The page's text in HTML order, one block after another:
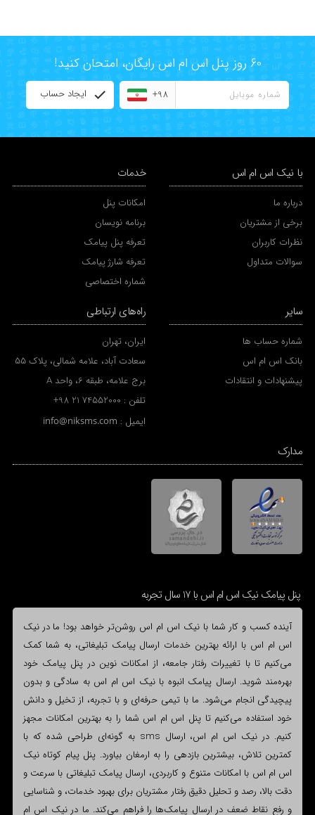
60 روز پنل اس ام اس رایگان، امتحان کنید!
+98 ایجاد حساب
با نیک اس ام اس
درباره ما
برخی از مشتریان
نظرات کاربران
سوالات متداول
خدمات
امکانات پنل
برنامه نویسان
تعرفه پنل پیامک
تعرفه شارژ پیامک
شماره اختصاصی
سایر
شماره حساب ها
بانک اس ام اس
پیشنهادات و انتقادات
راه‌های ارتباطی
ایران، تهران
سعادت آباد، علامه شمالی، پلاک 55
برج علامه، طبقه 6، واحد A
تلفن : +98 21 74552000
ایمیل : info@niksms.com
مدارک
پنل پیامک نیک اس ام اس با 17 سال تجربه
آینده کسب و کار شما با نیک اس ام اس روشن‌تر خواهد بود! ما در نیک
اس ام اس با ارائه بهترین خدمات ارسال پیامک تبلیغاتی، به شما کمک
می‌کنیم تا با تغییرات رفتار جامعه، از امکانات نوین در پنل پیامک خود
بهره‌مند شوید. ارسال پیامک انبوه با نیک اس ام اس به سادگی و بدون
پیچیدگی انجام می‌شود. ما با تیمی حرفه‌ای و با تجربه، از تخیل و دانش
خود استفاده می‌کنیم تا پنل اس ام اس شما را به بهترین امکانات مجهز
کنیم. در نیک اس ام اس، ارسال sms به گونه‌ای طراحی شده که با
کمترین تلاش، بیشترین بازدهی را به ارمغان بیاورد. پنل پیام کوتاه نیک
اس ام اس با امکانات متنوع و کاربردی، ارسال پیامک تبلیغاتی با سرعت و
دقت بالا، رصد و تحلیل دقیق رفتار مشتریان برای بهبود خدمات، و شناسایی
و رفع نقاط ضعف در ارسال پیامک‌ها را فراهم می‌کند. ما در نیک اس ام